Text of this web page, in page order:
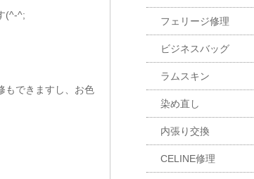
(^-^;
もできますし、お色
フェリージ修理
ビジネスバッグ
ラムスキン
染め直し
内張り交換
CELINE修理